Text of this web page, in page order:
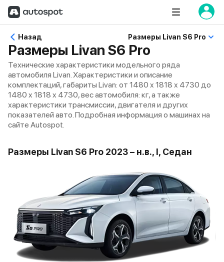
Назад Размеры Livan S6 Pro
Размеры Livan S6 Pro
Технические характеристики модельного ряда
автомобиля Livan. Характеристики и описание
комплектаций, габариты Livan: от 1480 x 1818 x 4730 до
1480 x 1818 x 4730, вес автомобиля: кг, а также
характеристики трансмиссии, двигателя и других
показателей авто. Подробная информация о машинах на
сайте Autospot.
Размеры Livan S6 Pro 2023 – н.в., I, Седан